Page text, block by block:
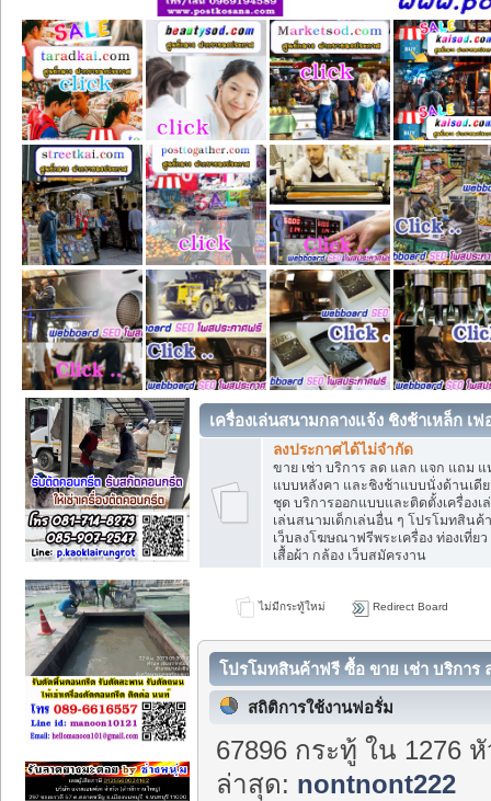
เครื่องเล่นสนามกลางแจ้ง ชิงช้าเหล็ก
ไม่เข้าในหมวดหมู่
ลงประกาศได้ไม่จำกัด
ขาย เช่า บริการ ลด แลก แจก แถม แ
แบบหลังคา และชิงช้าแบบนั่งด้านเดี
ชุด บริการออกแบบและติดตั้งเครื่อง
เล่นสนามเด็กเล่นอื่น ๆ โปรโมทสินค้
เว็บลงโฆษณาฟรีพระเครื่อง ท่องเที่ยว
เสื้อผ้า กล้อง เว็บสมัครงาน
ไม่มีกระทู้ใหม่ Redirect Board
โปรโมทสินค้าฟรี ซื้อ ขาย เช่า บริกา
สถิติการใช้งานฟอรั่ม
67896 กระทู้ ใน 1276
ล่าสุด: nontnont222